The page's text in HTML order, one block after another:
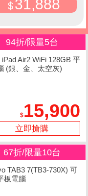
31,888
94折/限量5台
iPad Air2 WiFi 128GB 平
(銀、金、太空灰)
15,900
立即搶購
67折/限量10台
TAB3 7(TB3-730X) 可
板電腦